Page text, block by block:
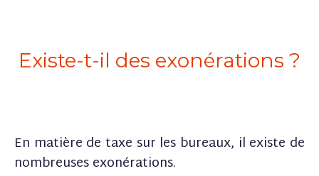
Existe-t-il des exonérations ?
En matière de taxe sur les bureaux, il existe de
nombreuses exonérations.